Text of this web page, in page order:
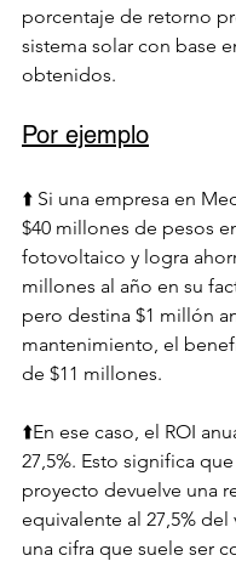
porcentaje de retorno
sistema solar con base
obtenidos.
Por ejemplo
⬆️ Si una empresa en
$40 millones de pesos
fotovoltaico y logra
millones al año en su
pero destina $1 millón
mantenimiento, el
de $11 millones.
⬆️En ese caso, el ROI
27,5%. Esto significa
proyecto devuelve una
equivalente al 27,5% del
una cifra que suele ser